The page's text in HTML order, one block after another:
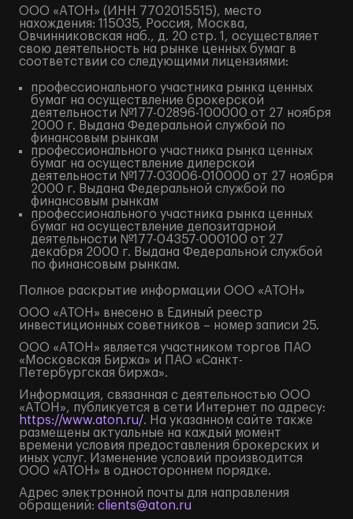
ООО «АТОН» (ИНН 7702015515), место
нахождения: 115035, Россия, Москва,
Овчинниковская наб., д. 20 стр. 1, осуществляет
свою деятельность на рынке ценных бумаг в
соответствии со следующими лицензиями:
профессионального участника рынка ценных
бумаг на осуществление брокерской
деятельности №177-02896-100000 от 27 ноября
2000 г. Выдана Федеральной службой по
финансовым рынкам
профессионального участника рынка ценных
бумаг на осуществление дилерской
деятельности №177-03006-010000 от 27 ноября
2000 г. Выдана Федеральной службой по
финансовым рынкам
профессионального участника рынка ценных
бумаг на осуществление депозитарной
деятельности №177-04357-000100 от 27
декабря 2000 г. Выдана Федеральной службой
по финансовым рынкам.
Полное раскрытие информации ООО «АТОН»
ООО «АТОН» внесено в Единый реестр
инвестиционных советников – номер записи 25.
ООО «АТОН» является участником торгов ПАО
«Московская Биржа» и ПАО «Санкт-
Петербургская биржа».
Информация, связанная с деятельностью ООО
«АТОН», публикуется в сети Интернет по адресу:
https://www.aton.ru/. На указанном сайте также
размещены актуальные на каждый момент
времени условия предоставления брокерских и
иных услуг. Изменение условий производится
ООО «АТОН» в одностороннем порядке.
Адрес электронной почты для направления
обращений: clients@aton.ru